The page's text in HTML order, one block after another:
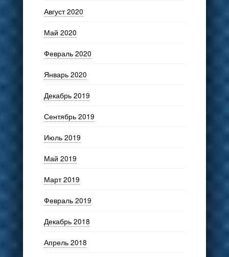
Август 2020
Май 2020
Февраль 2020
Январь 2020
Декабрь 2019
Сентябрь 2019
Июль 2019
Май 2019
Март 2019
Февраль 2019
Декабрь 2018
Апрель 2018